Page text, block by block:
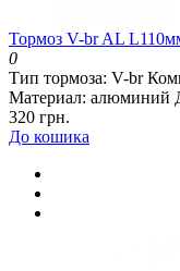
Тормоз V-br AL
0
Тип тормоза: V-br
Материал: алюминий
320 грн.
До кошика